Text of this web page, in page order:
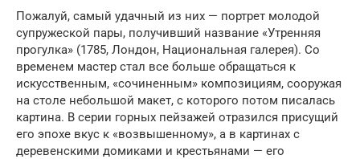
Пожалуй, самый удачный из них — портрет молодой
супружеской пары, получивший название «Утренняя
прогулка» (1785, Лондон, Национальная галерея). Со
временем мастер стал все больше обращаться к
искусственным, «сочиненным» композициям, сооружая
на столе небольшой макет, с которого потом писалась
картина. В серии горных пейзажей отразился присущий
его эпохе вкус к «возвышенному», а в картинах с
деревенскими домиками и крестьянами — его